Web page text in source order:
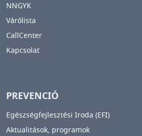
NNGYK
Várólista
CallCenter
Kapcsolat
PREVENCIÓ
Egészségfejlesztési Iroda (EFI)
Aktualitások, programok